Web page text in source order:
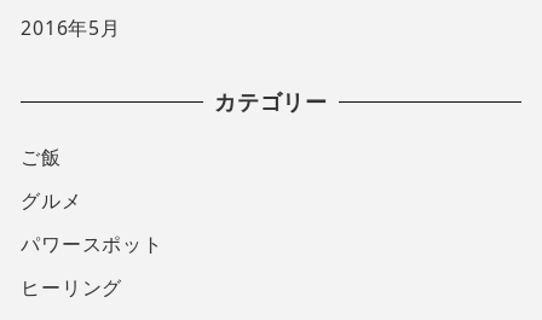
2016年5月
カテゴリー
ご飯
グルメ
パワースポット
ヒーリング